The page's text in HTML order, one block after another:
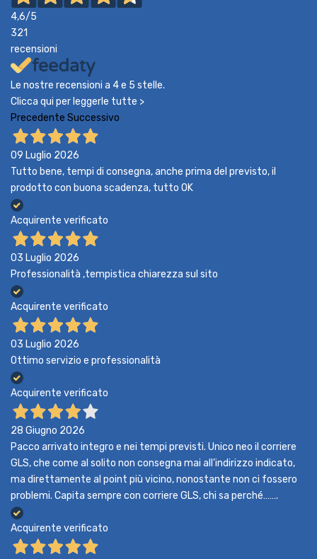
4,6/5
321
recensioni
Le nostre recensioni a 4 e 5 stelle.
Clicca qui per leggerle tutte >
Precedente Successivo
09 Luglio 2026
Tutto bene, tempi di consegna, anche prima del previsto, il
prodotto con buona scadenza, tutto OK
Acquirente verificato
03 Luglio 2026
Professionalità ,tempistica chiarezza sul sito
Acquirente verificato
03 Luglio 2026
Ottimo servizio e professionalità
Acquirente verificato
28 Giugno 2026
Pacco arrivato integro e nei tempi previsti. Unico neo il corriere
GLS, che come al solito non consegna mai all’indirizzo indicato,
ma direttamente al point più vicino, nonostante non ci fossero
problemi. Capita sempre con corriere GLS, chi sa perché…….
Acquirente verificato